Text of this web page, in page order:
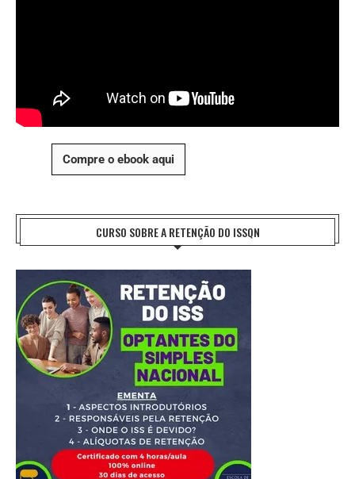
Compre o ebook aqui
CURSO SOBRE A RETENÇÃO DO ISSQN